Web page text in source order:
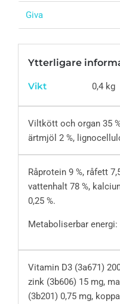
Giva
Ytterligare
Vikt 0,4 kg
Viltkött och organ 35
ärtmjöl 2 %,
Råprotein 9 %, råfett
vattenhalt 78 %,
0,25 %.
Metaboliserbar
Vitamin D3 (3a671)
zink (3b606) 15 mg,
(3b201) 0,75 mg,